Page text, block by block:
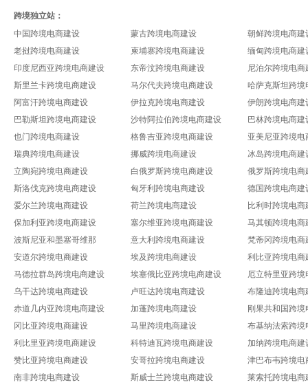
跨境独立站：
中国跨境电商建设 蒙古跨境电商建设
朝鲜跨境电商建
老挝跨境电商建设
柬埔寨跨境电商建设
缅甸跨境电商建
印度尼西亚跨境电商建设
东帝汶跨境电商建设
尼泊尔跨境电商
斯里兰卡跨境电商建设
马尔代夫跨境电商建设
哈萨克斯坦跨境
阿富汗跨境电商建设
伊拉克跨境电商建设
伊朗跨境电商建
巴勒斯坦跨境电商建设
沙特阿拉伯跨境电商建设
巴林跨境电商建
也门跨境电商建设
格鲁吉亚跨境电商建设
亚美尼亚跨境电
瑞典跨境电商建设
挪威跨境电商建设
冰岛跨境电商建
立陶宛跨境电商建设
白俄罗斯跨境电商建设
俄罗斯跨境电商
斯洛伐克跨境电商建设
匈牙利跨境电商建设
德国跨境电商建
爱尔兰跨境电商建设
荷兰跨境电商建设
比利时跨境电商
保加利亚跨境电商建设
塞尔维亚跨境电商建设
马其顿跨境电商
波斯尼亚和墨塞哥维那
意大利跨境电商建设
梵蒂冈跨境电商
安道尔跨境电商建设
埃及跨境电商建设
利比亚跨境电商
马德拉群岛跨境电商建设
埃塞俄比亚跨境电商建设
厄立特里亚跨
乌干达跨境电商建设
卢旺达跨境电商建设
布隆迪跨境电商
赤道几内亚跨境电商建设
加蓬跨境电商建设
刚果共和国跨境
冈比亚跨境电商建设
马里跨境电商建设
布基纳法索跨境
利比里亚跨境电商建设
科特迪瓦跨境电商建设
加纳跨境电商建
赞比亚跨境电商建设
安哥拉跨境电商建设
津巴布韦跨境电
南非跨境电商建设
斯威士兰跨境电商建设
莱索托跨境电商